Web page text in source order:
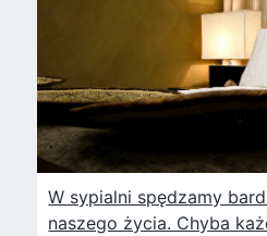
W sypialni spędzamy
naszego życia. Chyba